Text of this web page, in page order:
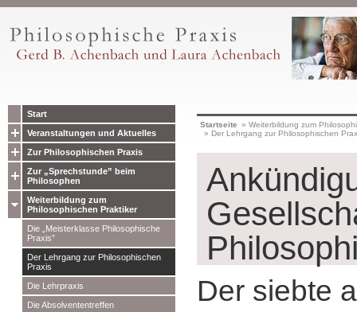
Start
Veranstaltungen und Aktuelles
Zur Philosophischen Praxis
Zur „Sprechstunde” beim
Philosophen
Weiterbildung zum
Philosophischen Praktiker
Die „Meisterklasse Philosophische
Praxis”
Der Lehrgang zur Philosophischen
Praxis
Die Lehrpraxis
Die Absolvententreffen
Startseite » Weiterbildung zum
» Der Lehrgang zur Philosophischen
Der siebte